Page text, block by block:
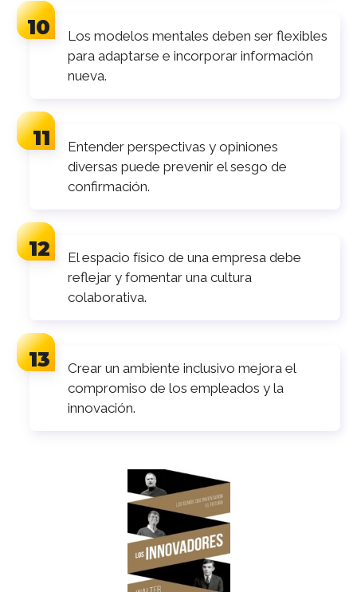
Los modelos mentales deben ser flexibles
para adaptarse e incorporar información
nueva.
Entender perspectivas y opiniones
diversas puede prevenir el sesgo de
confirmación.
El espacio físico de una empresa debe
reflejar y fomentar una cultura
colaborativa.
Crear un ambiente inclusivo mejora el
compromiso de los empleados y la
innovación.